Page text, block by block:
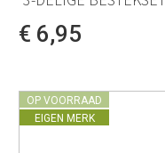
€ 6,95
OP VOORRAAD
EIGEN MERK